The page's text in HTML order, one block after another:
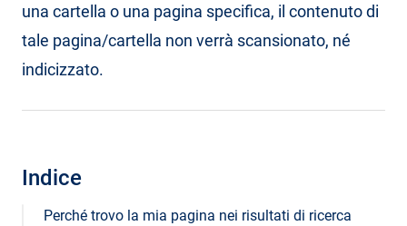
una cartella o una pagina specifica, il contenuto di
tale pagina/cartella non verrà scansionato, né
indicizzato.
Indice
Perché trovo la mia pagina nei risultati di ricerca